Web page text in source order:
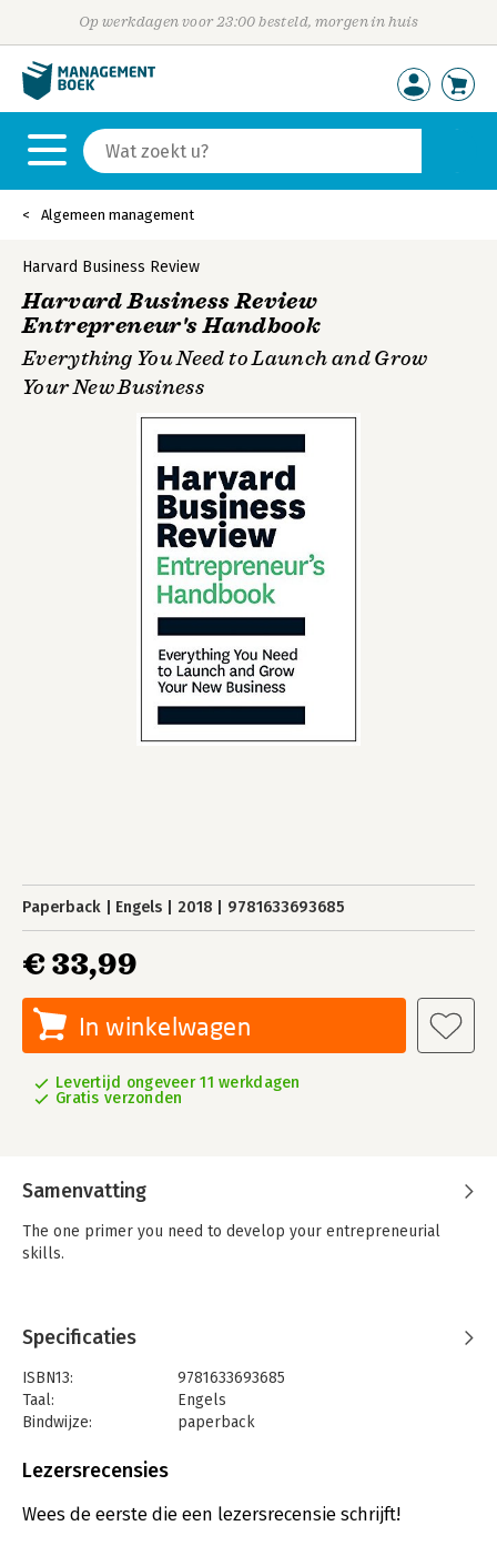
Op werkdagen voor 23:00 besteld, morgen in huis
Algemeen management
Harvard Business Review
Harvard Business Review
Entrepreneur's Handbook
Everything You Need to Launch and Grow
Your New Business
Paperback Engels 2018 9781633693685
€ 33,99
In winkelwagen
Levertijd ongeveer 11 werkdagen
Gratis verzonden
Samenvatting
The one primer you need to develop your entrepreneurial
skills.
Specificaties
ISBN13:
9781633693685
Taal:
Engels
Bindwijze:
paperback
Uitgever:
Lezersrecensies
Wees de eerste die een lezersrecensie schrijft!